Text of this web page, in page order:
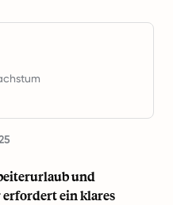
und
ein klares